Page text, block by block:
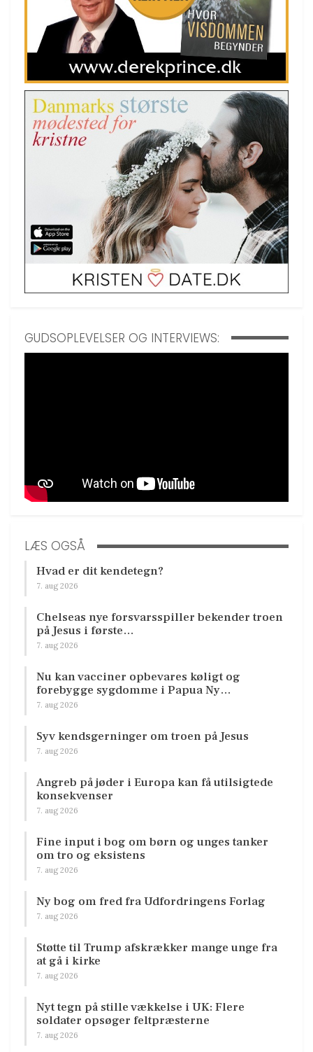
GUDSOPLEVELSER OG INTERVIEWS:
LÆS OGSÅ
Hvad er dit kendetegn?
7. aug 2026
Chelseas nye forsvarsspiller bekender troen
på Jesus i første…
7. aug 2026
Nu kan vacciner opbevares køligt og
forebygge sygdomme i Papua Ny…
7. aug 2026
Syv kendsgerninger om troen på Jesus
7. aug 2026
Angreb på jøder i Europa kan få utilsigtede
konsekvenser
7. aug 2026
Fine input i bog om børn og unges tanker
om tro og eksistens
7. aug 2026
Ny bog om fred fra Udfordringens Forlag
7. aug 2026
Støtte til Trump afskrækker mange unge fra
at gå i kirke
7. aug 2026
Nyt tegn på stille vækkelse i UK: Flere
soldater opsøger feltpræsterne
7. aug 2026